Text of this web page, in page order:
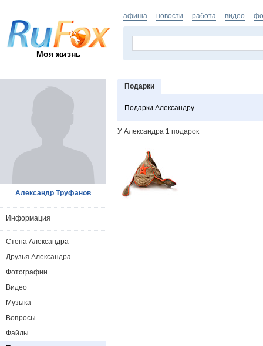
Моя жизнь
афиша новости работа видео
Подарки
Подарки Александру
У Александра 1 подарок
Александр Труфанов
Информация
Стена Александра
Друзья Александра
Фотографии
Видео
Музыка
Вопросы
Файлы